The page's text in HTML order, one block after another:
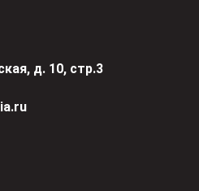
д. 10, стр.3